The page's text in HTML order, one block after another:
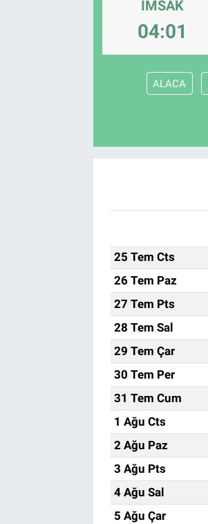
İMSAK
04:01
ALACA
25 Tem Cts
26 Tem Paz
27 Tem Pts
28 Tem Sal
29 Tem Çar
30 Tem Per
31 Tem Cum
1 Ağu Cts
2 Ağu Paz
3 Ağu Pts
4 Ağu Sal
5 Ağu Çar